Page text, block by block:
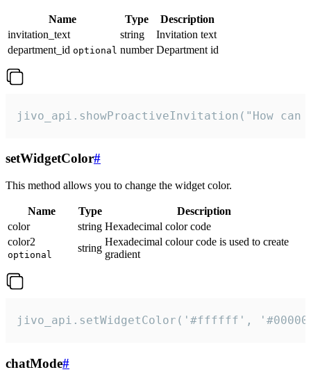
Name Type
Description
invitation_text
string
Invitation text
department_id optional number Department id
jivo_api.showProactiveInvitation("How
setWidgetColor#
This method allows you to change the widget color.
Name Type
Description
color
string Hexadecimal color code
color2
optional
string
Hexadecimal colour code is used to create
gradient
jivo_api.setWidgetColor('#ffffff',
chatMode#